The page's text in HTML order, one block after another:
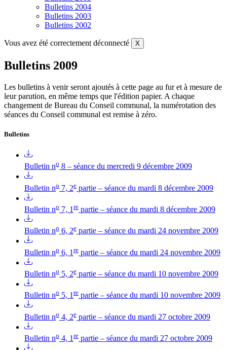
Bulletins 2004
Bulletins 2003
Bulletins 2002
Vous avez été correctement déconnecté X
Bulletins 2009
Les bulletins à venir seront ajoutés à cette page au fur et à mesure de
leur parution, en même temps que l'édition papier. A chaque
changement de Bureau du Conseil communal, la numérotation des
séances du Conseil communal est remise à zéro.
Bulletins
Bulletin no 8 – séance du mercredi 9 décembre 2009
Bulletin no 7, 2e partie – séance du mardi 8 décembre 2009
Bulletin no 7, 1 re partie – séance du mardi 8 décembre 2009
Bulletin no 6, 2e partie – séance du mardi 24 novembre 2009
Bulletin no 6, 1 re partie – séance du mardi 24 novembre 2009
Bulletin no 5, 2e partie – séance du mardi 10 novembre 2009
Bulletin no 5, 1 re partie – séance du mardi 10 novembre 2009
Bulletin no 4, 2e partie – séance du mardi 27 octobre 2009
Bulletin no 4, 1 re partie – séance du mardi 27 octobre 2009